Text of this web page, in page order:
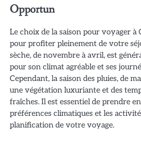
Opportun
Le choix de la saison pour voyager
pour profiter pleinement de votre
sèche, de novembre à avril, est
pour son climat agréable et ses
Cependant, la saison des pluies, de
une végétation luxuriante et des
fraîches. Il est essentiel de prendre
préférences climatiques et les
planification de votre voyage.